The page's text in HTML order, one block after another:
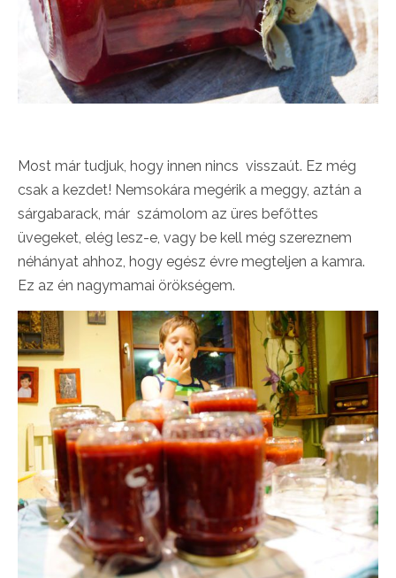
Most már tudjuk, hogy innen nincs visszaút. Ez még
csak a kezdet! Nemsokára megérik a meggy, aztán a
sárgabarack, már számolom az üres befőttes
üvegeket, elég lesz-e, vagy be kell még szereznem
néhányat ahhoz, hogy egész évre megteljen a kamra.
Ez az én nagymamai örökségem.